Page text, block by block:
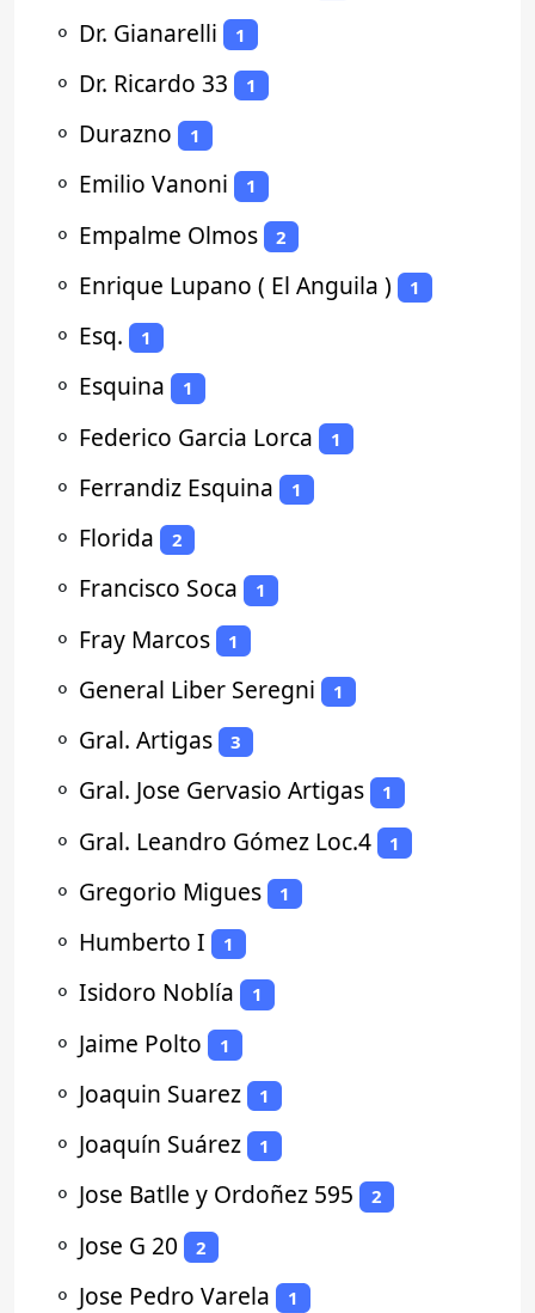
⚬ Dr. Gianarelli 1
⚬ Dr. Ricardo 33 1
⚬ Durazno 1
⚬ Emilio Vanoni 1
⚬ Empalme Olmos 2
⚬ Enrique Lupano ( El Anguila ) 1
⚬ Esq. 1
⚬ Esquina 1
⚬ Federico Garcia Lorca 1
⚬ Ferrandiz Esquina 1
⚬ Florida 2
⚬ Francisco Soca 1
⚬ Fray Marcos 1
⚬ General Liber Seregni 1
⚬ Gral. Artigas 3
⚬ Gral. Jose Gervasio Artigas 1
⚬ Gral. Leandro Gómez Loc.4 1
⚬ Gregorio Migues 1
⚬ Humberto I 1
⚬ Isidoro Noblía 1
⚬ Jaime Polto 1
⚬ Joaquin Suarez 1
⚬ Joaquín Suárez 1
⚬ Jose Batlle y Ordoñez 595 2
⚬ Jose G 20 2
⚬ Jose Pedro Varela 1